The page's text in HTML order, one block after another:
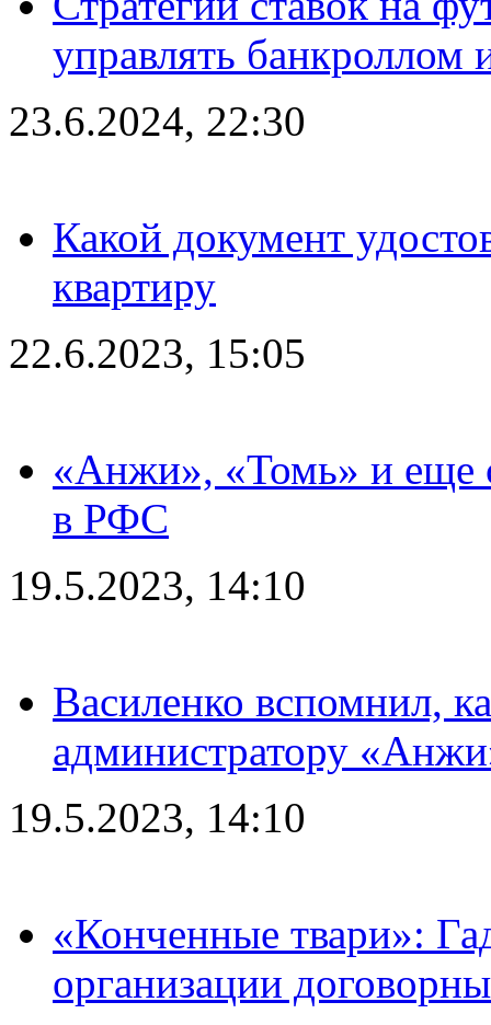
управлять банкроллом
23.6.2024, 22:30
Какой документ
квартиру
22.6.2023, 15:05
«Анжи», «Томь» и еще
в РФС
19.5.2023, 14:10
Василенко вспомнил,
администратору
19.5.2023, 14:10
«Конченные твари»:
организации